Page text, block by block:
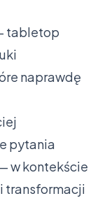
tabletop
naprawdę
pytania
w kontekście
transformacji